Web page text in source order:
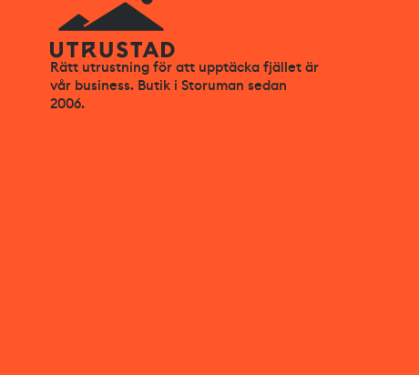
Rätt utrustning för att upptäcka fjället är
vår business. Butik i Storuman sedan
2006.